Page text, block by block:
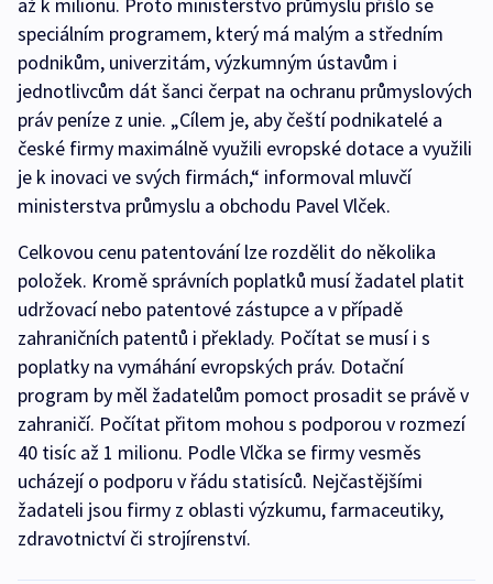
až k milionu. Proto ministerstvo průmyslu přišlo se
speciálním programem, který má malým a středním
podnikům, univerzitám, výzkumným ústavům i
jednotlivcům dát šanci čerpat na ochranu průmyslových
práv peníze z unie. „Cílem je, aby čeští podnikatelé a
české firmy maximálně využili evropské dotace a využili
je k inovaci ve svých firmách,“ informoval mluvčí
ministerstva průmyslu a obchodu Pavel Vlček.
Celkovou cenu patentování lze rozdělit do několika
položek. Kromě správních poplatků musí žadatel platit
udržovací nebo patentové zástupce a v případě
zahraničních patentů i překlady. Počítat se musí i s
poplatky na vymáhání evropských práv. Dotační
program by měl žadatelům pomoct prosadit se právě v
zahraničí. Počítat přitom mohou s podporou v rozmezí
40 tisíc až 1 milionu. Podle Vlčka se firmy vesměs
ucházejí o podporu v řádu statisíců. Nejčastějšími
žadateli jsou firmy z oblasti výzkumu, farmaceutiky,
zdravotnictví či strojírenství.